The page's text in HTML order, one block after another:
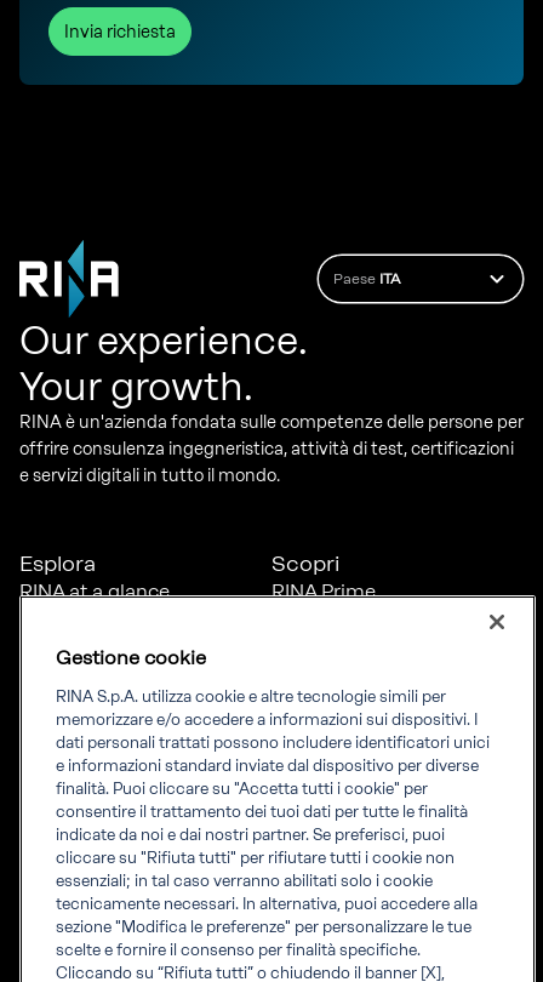
Invia richiesta
Paese ITA
Our experience.
Your growth.
RINA è un'azienda fondata sulle competenze delle persone per
offrire consulenza ingegneristica, attività di test, certificazioni
e servizi digitali in tutto il mondo.
Esplora
RINA at a glance
inclusione
News
Progetti
Sostenibilità
Scopri
RINA Prime
Connettiti
Uffici
Certification Member
Area
Certificati clienti
certification
Marine Member Area
Informati
Informazioni legali
Compliance
Governance
Whistleblowing
Fatturazione elettronica
Accreditamenti RINA
Gestione cookie
RINA S.p.A. utilizza cookie e altre tecnologie simili per
memorizzare e/o accedere a informazioni sui dispositivi. I
dati personali trattati possono includere identificatori unici
e informazioni standard inviate dal dispositivo per diverse
finalità. Puoi cliccare su "Accetta tutti i cookie" per
consentire il trattamento dei tuoi dati per tutte le finalità
indicate da noi e dai nostri partner. Se preferisci, puoi
cliccare su "Rifiuta tutti" per rifiutare tutti i cookie non
essenziali; in tal caso verranno abilitati solo i cookie
tecnicamente necessari. In alternativa, puoi accedere alla
sezione "Modifica le preferenze" per personalizzare le tue
scelte e fornire il consenso per finalità specifiche.
Cliccando su “Rifiuta tutti” o chiudendo il banner [X],